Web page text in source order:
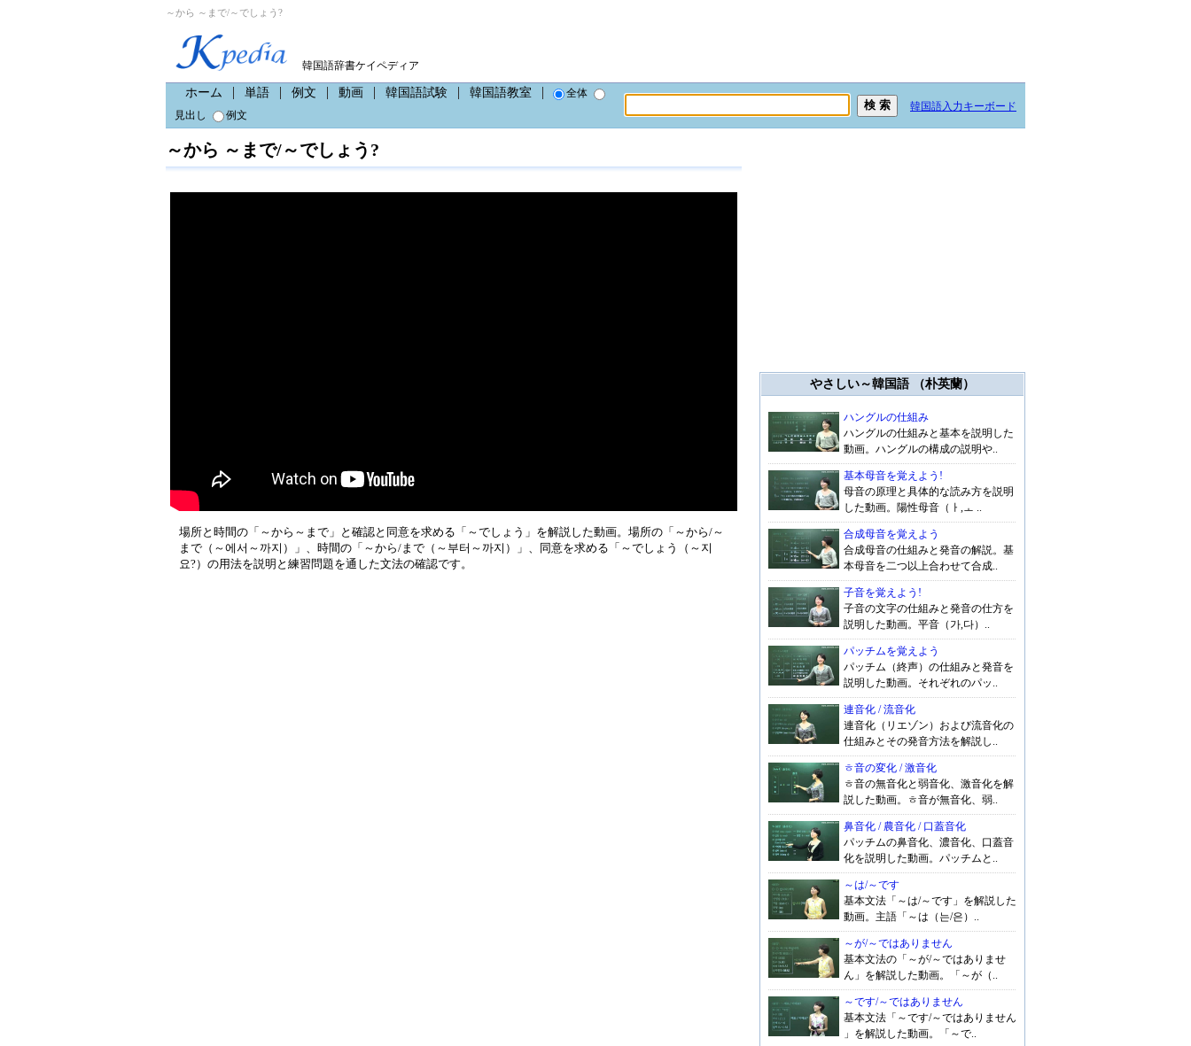
～から ～まで/～でしょう?
韓国語辞書ケイペディア
ホーム 単語 例文 動画 韓国語試験 韓国語教室
全体
見出し
例文
韓国語入力キーボード
～から ～まで/～でしょう?
場所と時間の「～から～まで」と確認と同意を求める「～でしょう」を解説した動画。場所の「～から/～
まで（～에서～까지）」、時間の「～から/まで（～부터～까지）」、同意を求める「～でしょう（～지
요?）の用法を説明と練習問題を通した文法の確認です。
やさしい～韓国語 （朴英蘭）
ハングルの仕組み
ハングルの仕組みと基本を説明した
動画。ハングルの構成の説明や..
基本母音を覚えよう!
母音の原理と具体的な読み方を説明
した動画。陽性母音（ㅏ,ㅗ ..
合成母音を覚えよう
合成母音の仕組みと発音の解説。基
本母音を二つ以上合わせて合成..
子音を覚えよう!
子音の文字の仕組みと発音の仕方を
説明した動画。平音（가,다）..
パッチムを覚えよう
パッチム（終声）の仕組みと発音を
説明した動画。それぞれのパッ..
連音化 / 流音化
連音化（リエゾン）および流音化の
仕組みとその発音方法を解説し..
ㅎ音の変化 / 激音化
ㅎ音の無音化と弱音化、激音化を解
説した動画。ㅎ音が無音化、弱..
鼻音化 / 農音化 / 口蓋音化
パッチムの鼻音化、濃音化、口蓋音
化を説明した動画。パッチムと..
～は/～です
基本文法「～は/～です」を解説した
動画。主語「～は（는/은）..
～が/～ではありません
基本文法の「～が/～ではありませ
ん」を解説した動画。「～が（..
～です/～ではありません
基本文法「～です/～ではありません
」を解説した動画。「～で..